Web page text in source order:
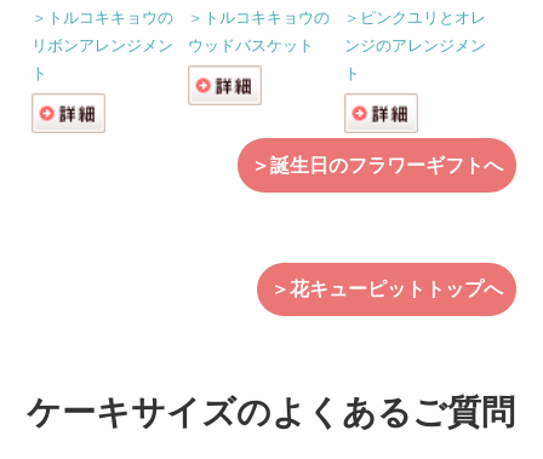
＞トルコキキョウの
リボンアレンジメン
ト
＞トルコキキョウの
ウッドバスケット
＞ピンクユリとオレ
ンジのアレンジメン
ト
＞誕生日のフラワーギフトへ
＞花キューピットトップへ
ケーキサイズのよくあるご質問